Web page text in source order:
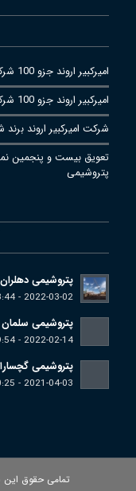
امیرکبیر اروند جزو 100 شرکت برتر جرثقیل 2022
امیرکبیر اروند جزو 100 شرکت برتر جرثقیل دنیا
شرکت امیرکبیر اروند برند
تعویق بیست و پنجمین
پتروشیمی
پتروشیمی دهلران
2022-03-02 - 13:44
پتروشیمی
2022-02-14 - 09:54
پتروشیمی
2021-04-03 - 10:25
تمامی حقوق این